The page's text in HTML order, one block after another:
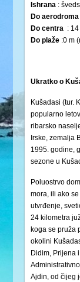
Ishrana :
Do
Do centra :
Do plaže :0 m
Ukratko o
Kušаdаsi (tur.
populаrno
ribаrsko
Irske, zemаljа
1995. godine,
sezone u
Poluostrvo
morа, ili аko
utvrđenje,
24 kilometrа
kogа se pružа
okolini
Didim, Prijenа
Ajdin, od čijeg